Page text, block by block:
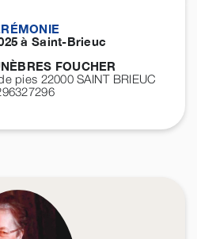
à Saint-Brieuc
FOUCHER
pies 22000SAINT BRIEUC